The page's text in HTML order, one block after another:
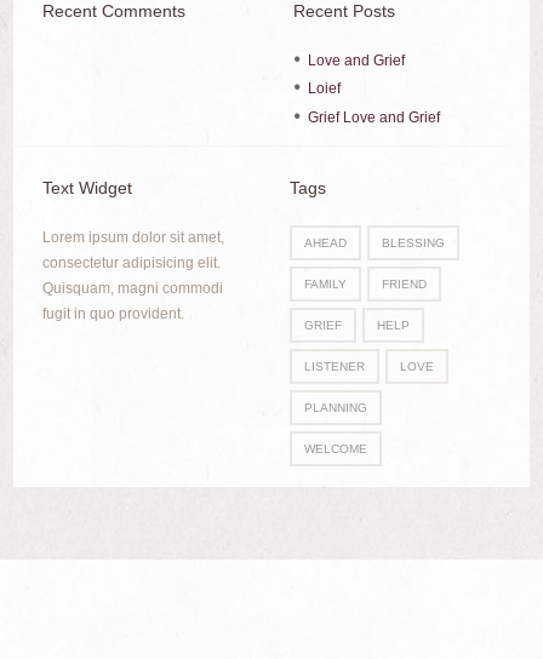
Recent Comments Recent Posts
Love and Grief
Loief
Grief Love and Grief
Text Widget
Lorem ipsum dolor sit amet,
consectetur adipisicing elit.
Quisquam, magni commodi
fugit in quo provident.
Tags
AHEAD BLESSING
FAMILY FRIEND
GRIEF HELP
LISTENER LOVE
PLANNING
WELCOME